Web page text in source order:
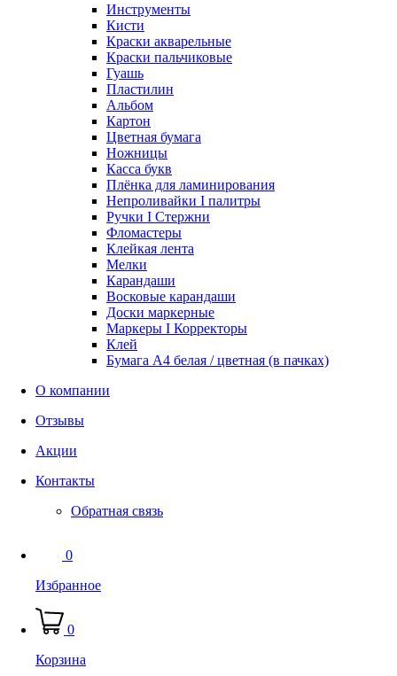
Инструменты
Кисти
Краски акварельные
Краски пальчиковые
Гуашь
Пластилин
Альбом
Картон
Цветная бумага
Ножницы
Касса букв
Плёнка для ламинирования
Непроливайки I палитры
Ручки I Стержни
Фломастеры
Клейкая лента
Мелки
Карандаши
Восковые карандаши
Доски маркерные
Маркеры I Корректоры
Клей
Бумага А4 белая / цветная (в пачках)
О компании
Отзывы
Акции
Контакты
Обратная связь
0
Избранное
0
Корзина